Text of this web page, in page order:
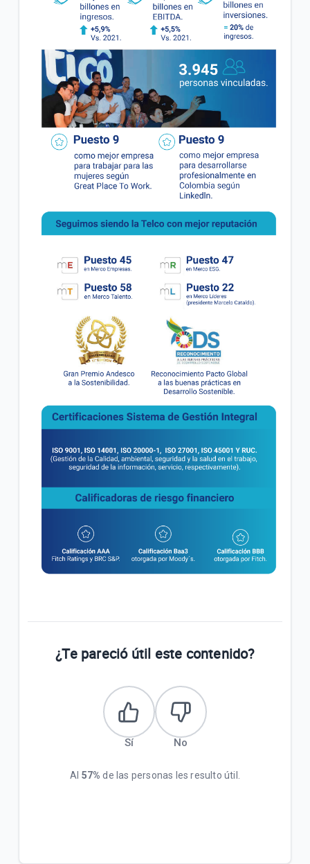
¿Te pareció útil este contenido?
Sí No
Al 57% de las personas les resulto útil.